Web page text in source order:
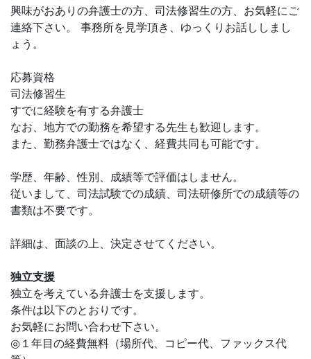
興味がおありの弁護士の方、司法修習生の方、お気軽にご
連絡下さい。 事務所を見学頂き、ゆっくりお話ししまし
ょう。
応募資格
司法修習生
すでに経験を有する弁護士
なお、地方での勤務を希望する先生も歓迎します。
また、勤務弁護士ではなく、経費共同も可能です。
学歴、年齢、性別、成績等で評価はしません。
従いまして、司法試験での成績、司法研修所での成績等の
書類は不要です。
詳細は、面談の上、決定させてください。
独立支援
独立を考えている弁護士を支援します。
条件は以下のとおりです。
お気軽にお問い合わせ下さい。
◎１年目の経費無料（場所代、コピー代、ファックス代